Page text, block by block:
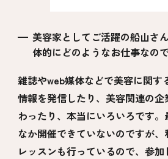
美容家としてご活躍の船山さ
体的にどのようなお仕事なの
雑誌やweb媒体などで美容に関す
情報を発信したり、美容関連の
わったり、本当にいろいろです
なか開催できていないのですが
レッスンも行っているので、参